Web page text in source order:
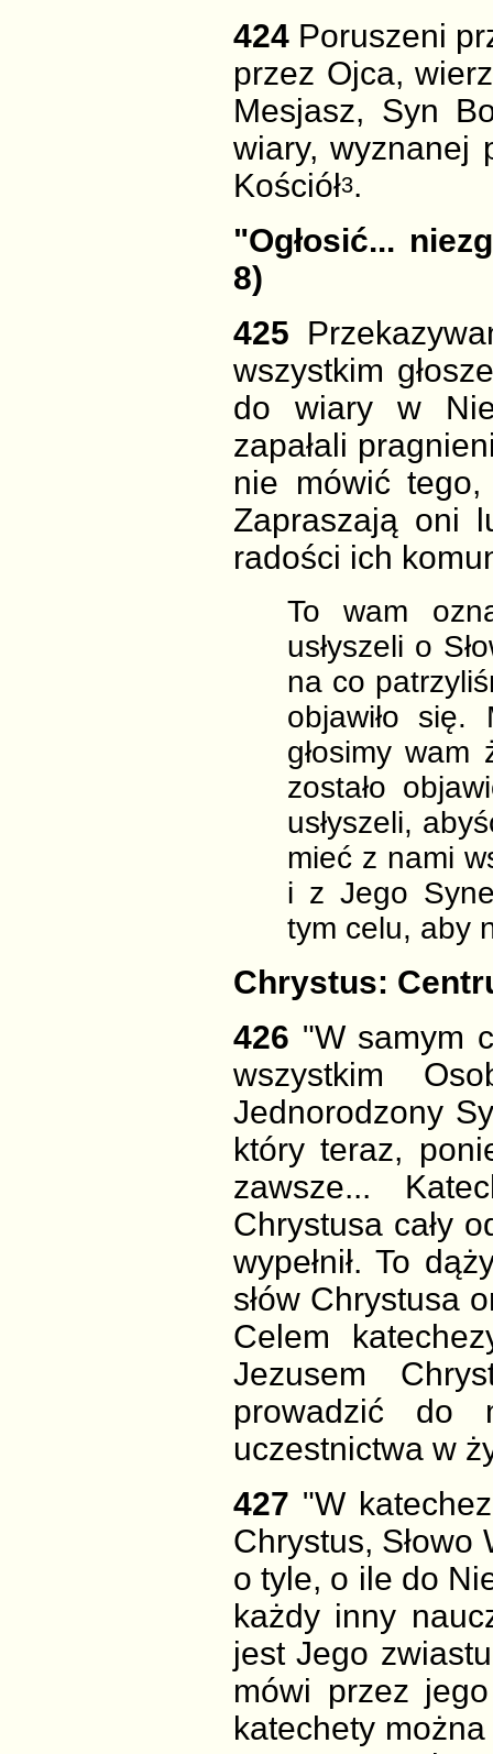
424 Poruszeni
przez Ojca,
Mesjasz, Syn
wiary, wyznanej
Kościół3.
"Ogłosić...
8)
425
wszystkim
do wiary w
zapałali
nie mówić
Zapraszają oni
radości ich
To wam
usłyszeli o
na co
objawiło
głosimy
zostało
usłyszeli,
mieć z nami
i z Jego
tym celu, aby
Chrystus:
426 "W samym
wszystkim
Jednorodzony
który teraz,
zawsze...
Chrystusa cały
wypełnił. To
słów Chrystusa
Celem
Jezusem
prowadzić do
uczestnictwa w
427 "W
Chrystus,
o tyle, o ile do
każdy inny
jest Jego
mówi przez
katechety można